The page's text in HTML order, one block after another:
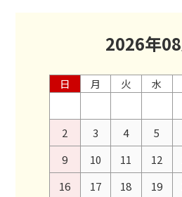
2026年08
日 月 火 水
2
3 4 5
9
10 11 12
16
17 18 19